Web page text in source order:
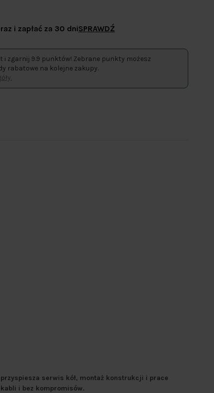
i zapłać za 30 dniSPRAWDŹ
i zgarnij 9.9 punktów! Zebrane punkty możesz
rabatowe na kolejne zakupy.
przyspiesza serwis kół, montaż konstrukcji i prace
kabli i bez kompromisów.